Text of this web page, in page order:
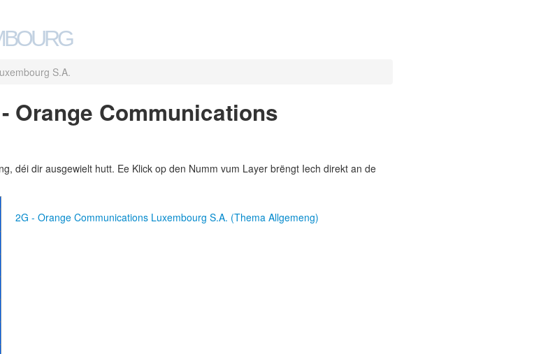
S.A.
Orange Communications
déi dir ausgewielt hutt. Ee Klick op den Numm vum Layer brëngt Iech direkt an de
2G - Orange Communications Luxembourg S.A. (Thema Allgemeng)